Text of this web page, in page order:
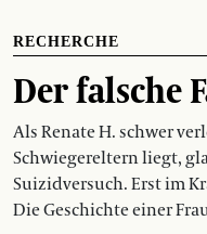
RECHERCHE
Der falsche
Als Renate H. schwer
Schwiegereltern liegt,
Suizidversuch. Erst im
Die Geschichte einer